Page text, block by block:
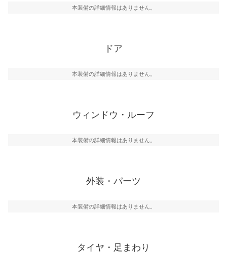
本装備の詳細情報はありません。
ドア
本装備の詳細情報はありません。
ウィンドウ・ルーフ
本装備の詳細情報はありません。
外装・パーツ
本装備の詳細情報はありません。
タイヤ・足まわり